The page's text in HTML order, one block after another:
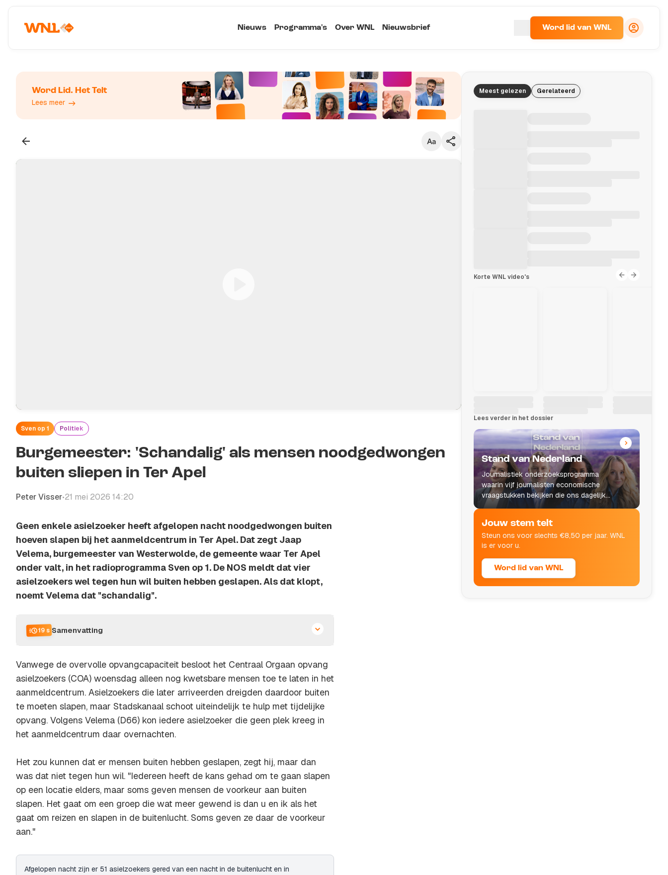
Nieuws Programma's Over WNL Nieuwsbrief Word lid van WNL
Word Lid. Het Telt
Lees meer
Sven op 1 Politiek
Burgemeester: 'Schandalig' als mensen noodgedwongen
buiten sliepen in Ter Apel
Peter Visser•21 mei 2026 14:20
Geen enkele asielzoeker heeft afgelopen nacht noodgedwongen buiten
hoeven slapen bij het aanmeldcentrum in Ter Apel. Dat zegt Jaap
Velema, burgemeester van Westerwolde, de gemeente waar Ter Apel
onder valt, in het radioprogramma Sven op 1. De NOS meldt dat vier
asielzoekers wel tegen hun wil buiten hebben geslapen. Als dat klopt,
noemt Velema dat "schandalig".
19 s Samenvatting
Vanwege de overvolle opvangcapaciteit besloot het Centraal Orgaan opvang
asielzoekers (COA) woensdag alleen nog kwetsbare mensen toe te laten in het
aanmeldcentrum. Asielzoekers die later arriveerden dreigden daardoor buiten
te moeten slapen, maar Stadskanaal schoot uiteindelijk te hulp met tijdelijke
opvang. Volgens Velema (D66) kon iedere asielzoeker die geen plek kreeg in
het aanmeldcentrum daar overnachten.
Het zou kunnen dat er mensen buiten hebben geslapen, zegt hij, maar dan
was dat niet tegen hun wil. "Iedereen heeft de kans gehad om te gaan slapen
op een locatie elders, maar soms geven mensen de voorkeur aan buiten
slapen. Het gaat om een groep die wat meer gewend is dan u en ik als het
gaat om reizen en slapen in de buitenlucht. Soms geven ze daar de voorkeur
aan."
Afgelopen nacht zijn er 51 asielzoekers gered van een nacht in de buitenlucht en in
Meest gelezen Gerelateerd
Korte WNL video's
Lees verder in het dossier
Stand van Nederland
Journalistiek onderzoeksprogramma
waarin vijf journalisten economische
vraagstukken bekijken die ons dagelijks
leven raken.
Jouw stem telt
Steun ons voor slechts €8,50 per jaar. WNL
is er voor u.
Word lid van WNL